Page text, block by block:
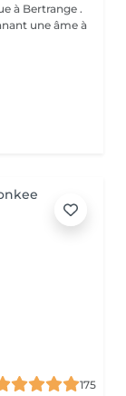
à Bertrange .
une âme à
175